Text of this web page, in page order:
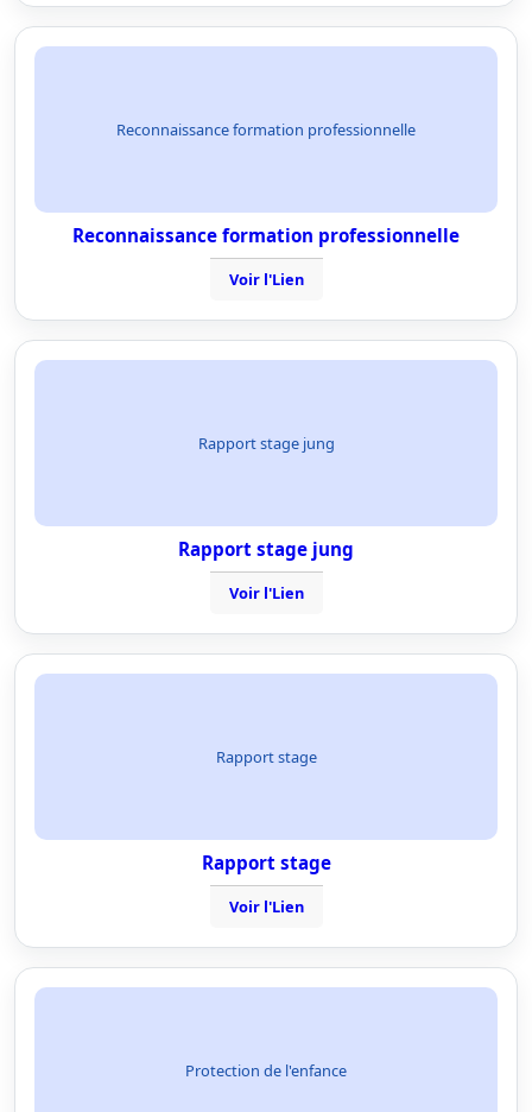
Reconnaissance formation professionnelle
Reconnaissance formation professionnelle
Voir l'Lien
Rapport stage jung
Rapport stage jung
Voir l'Lien
Rapport stage
Rapport stage
Voir l'Lien
Protection de l'enfance